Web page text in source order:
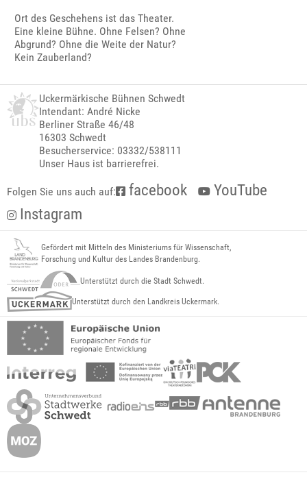
Ort des Geschehens ist das Theater.
Eine kleine Bühne. Ohne Felsen? Ohne
Abgrund? Ohne die Weite der Natur?
Kein Zauberland?
Uckermärkische Bühnen Schwedt
Intendant: André Nicke
Berliner Straße 46/48
16303 Schwedt
Besucherservice: 03332/538111
Unser Haus ist barrierefrei.
Folgen Sie uns auch auf: facebook
YouTube
Instagram
Gefördert mit Mitteln des Ministeriums für Wissenschaft,
Forschung und Kultur des Landes Brandenburg.
Unterstützt durch die Stadt Schwedt.
Unterstützt durch den Landkreis Uckermark.